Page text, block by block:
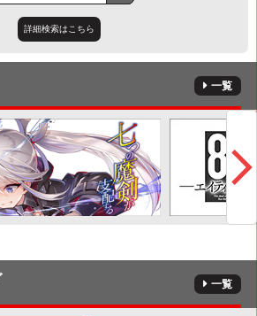
詳細検索はこちら
一覧
一覧